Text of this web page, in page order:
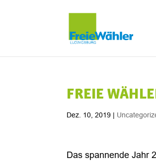
FREIE
Dez. 10, 2019 |
Das spannende Jahr